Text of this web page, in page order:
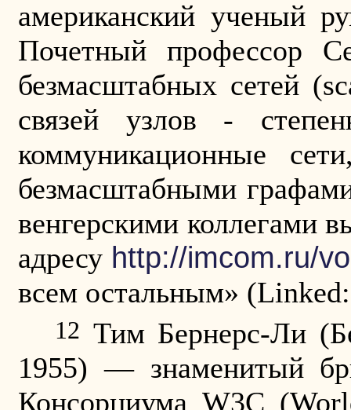
американский ученый
Почетный профессор
безмасштабных сетей
связей узлов -
коммуникационные
безмасштабными
венгерскими коллегами
адресу http://imcom.ru/
всем остальным» (Linked
12 Тим Бернерс-Ли
1955) — знаменитый
Консорциума W3C (